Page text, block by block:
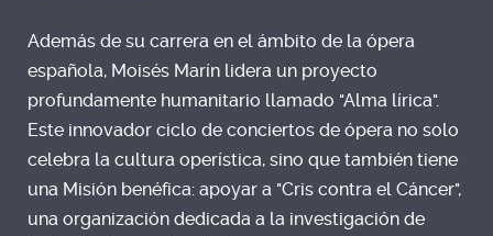
Además de su carrera en el ámbito de la ópera
española, Moisés Marín lidera un proyecto
profundamente humanitario llamado "Alma lírica".
Este innovador ciclo de conciertos de ópera no solo
celebra la cultura operística, sino que también tiene
una Misión benéfica: apoyar a "Cris contra el Cáncer",
una organización dedicada a la investigación de